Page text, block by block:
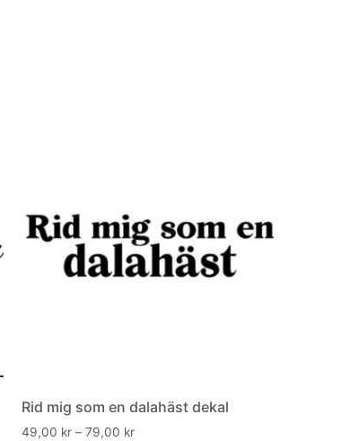
Rid mig som en dalahäst dekal
49,00 kr – 79,00 kr